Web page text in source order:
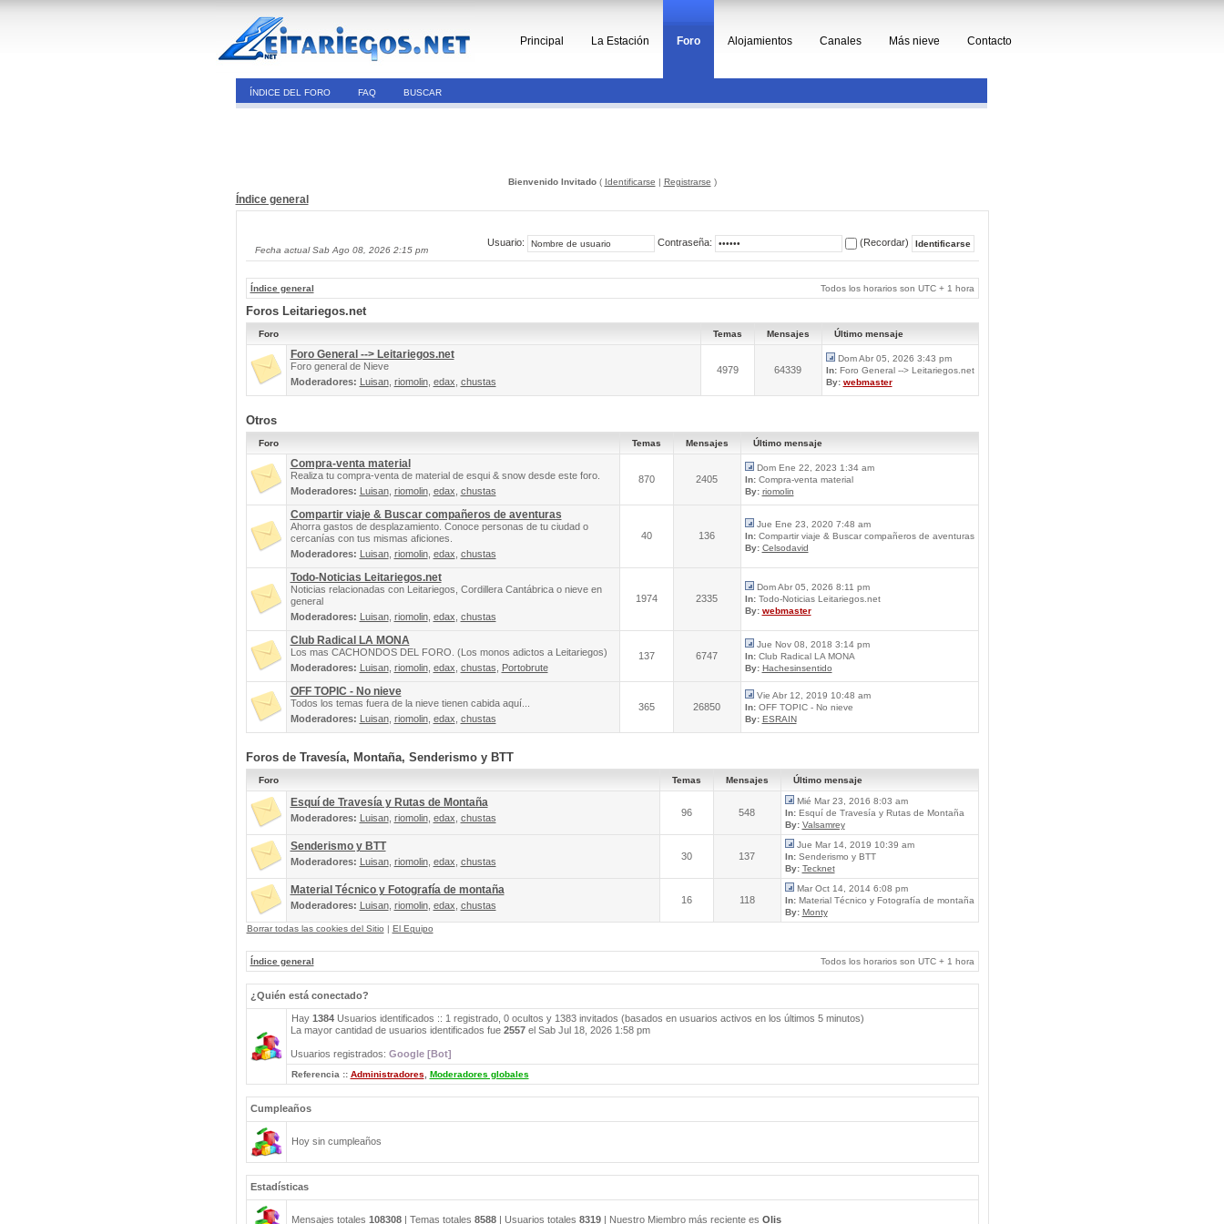
Principal La Estación Foro Alojamientos Canales Más nieve Contacto
ÍNDICE DEL FORO FAQ BUSCAR
Bienvenido Invitado( Identificarse | Registrarse )
Índice general
Fecha actual Sab Ago 08, 2026 2:15 pm
Usuario: Contraseña: (Recordar)
Índice general Todos los horarios son UTC + 1 hora
Foros Leitariegos.net
Foro Temas Mensajes Último mensaje
Foro General --> Leitariegos.net
Foro general de Nieve
Moderadores: Luisan, riomolin, edax chustas
4979 64339
Dom Abr 05, 2026 3:43 pm
In:Foro General --> Leitariegos.net
By: webmaster
Otros
Foro Temas Mensajes Último mensaje
Compra-venta material
Realiza tu compra-venta de material de esqui & snow desde este foro.
Moderadores: Luisan, riomolin, edax chustas
870 2405
Dom Ene 22, 2023 1:34 am
In:Compra-venta material
By: riomolin
Compartir viaje & Buscar compañeros de aventuras
Ahorra gastos de desplazamiento. Conoce personas de tu ciudad o
cercanías con tus mismas aficiones.
Moderadores: Luisan, riomolin, edax chustas
40 136
Jue Ene 23, 2020 7:48 am
In:Compartir viaje & Buscar compañeros de aventuras
By: Celsodavid
Todo-Noticias Leitariegos.net
Noticias relacionadas con Leitariegos, Cordillera Cantábrica o nieve en
general
Moderadores: Luisan, riomolin, edax chustas
1974 2335
Dom Abr 05, 2026 8:11 pm
In:Todo-Noticias Leitariegos.net
By: webmaster
Club Radical LA MONA
Los mas CACHONDOS DEL FORO. (Los monos adictos a Leitariegos)
Moderadores: Luisan, riomolin, edax chustas Portobrute
137 6747
Jue Nov 08, 2018 3:14 pm
In:Club Radical LA MONA
By: Hachesinsentido
OFF TOPIC - No nieve
Todos los temas fuera de la nieve tienen cabida aquí...
Moderadores: Luisan, riomolin, edax chustas
365 26850
Vie Abr 12, 2019 10:48 am
In:OFF TOPIC - No nieve
By: ESRAIN
Foros de Travesía, Montaña, Senderismo y BTT
Foro Temas Mensajes Último mensaje
Esquí de Travesía y Rutas de Montaña
Moderadores: Luisan, riomolin, edax chustas 96 548
Mié Mar 23, 2016 8:03 am
In:Esquí de Travesía y Rutas de Montaña
By: Valsamrey
Senderismo y BTT
Moderadores: Luisan, riomolin, edax chustas 30 137
Jue Mar 14, 2019 10:39 am
In:Senderismo y BTT
By: Tecknet
Material Técnico y Fotografía de montaña
Moderadores: Luisan, riomolin, edax chustas 16 118
Mar Oct 14, 2014 6:08 pm
In:Material Técnico y Fotografía de montaña
By: Monty
Borrar todas las cookies del Sitio | El Equipo
Índice general Todos los horarios son UTC + 1 hora
¿Quién está conectado?
Hay 1384Usuarios identificados :: 1 registrado, 0 ocultos y 1383 invitados (basados en usuarios activos en los últimos 5 minutos)
La mayor cantidad de usuarios identificados fue 2557el Sab Jul 18, 2026 1:58 pm
Usuarios registrados: Google [Bot]
Referencia :: Administradores Moderadores globales
Cumpleaños
Hoy sin cumpleaños
Estadísticas
Mensajes totales 108308| Temas totales 8588| Usuarios totales 8319| Nuestro Miembro más reciente es Olis